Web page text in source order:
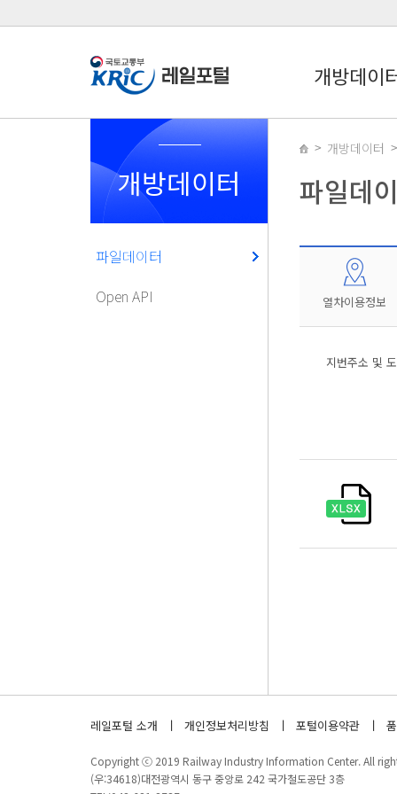
개방데이
개방데이터
파일데이터
Open API
개방데이터
파일데
열차이용정보
지번주소 및
레일포털 소개 개인정보처리방침 포털이용약관
Copyright ⓒ 2019 Railway Industry Information Center. All
(우:34618)대전광역시 동구 중앙로 242 국가철도공단 3층